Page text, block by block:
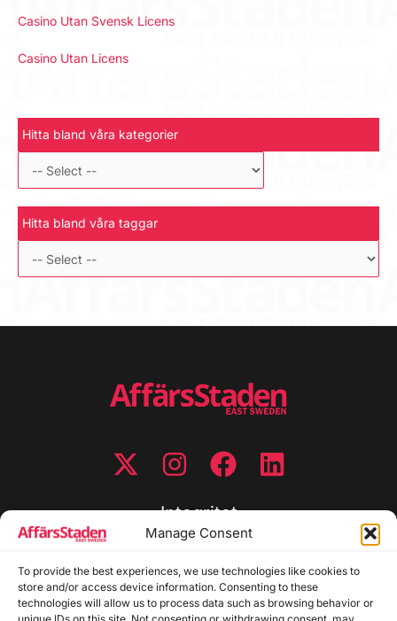
Manage Consent
To provide the best experiences, we use technologies like cookies to
store and/or access device information. Consenting to these
technologies will allow us to process data such as browsing behavior or
Casino Utan Svensk Licens
Casino Utan Licens
Hitta bland våra kategorier
Hitta bland våra taggar
Integritet
Cookiepolicy
Disclaimer
Redaktionell policy